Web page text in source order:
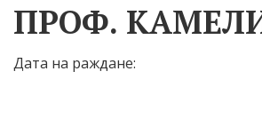
ПРОФ.
Дата на раждане: